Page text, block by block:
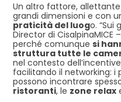
Un altro fattore,
grandi dimensioni e con
praticità del luogo. “Sui
Director di CisalpinaMICE
perché comunque si
struttura tutte le
nel contesto
facilitando il networking: i
possono incontrare
ristoranti, le zone relax